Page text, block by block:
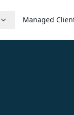
Managed